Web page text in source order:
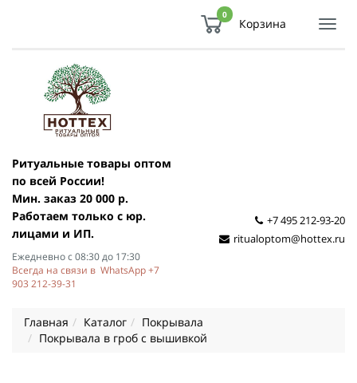
0
Корзина
Ритуальные товары оптом
по всей России!
Мин. заказ 20 000 р.
Работаем только с юр.
лицами и ИП.
Ежедневно с 08:30 до 17:30
Всегда на связи в WhatsApp +7
903 212-39-31
+7 495 212-93-20
ritualoptom@hottex.ru
Главная Каталог
Покрывала
Покрывала в гроб с вышивкой